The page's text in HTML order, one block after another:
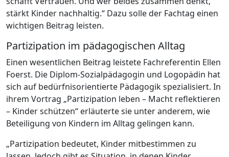
stärkt Kinder nachhaltig.“ Dazu solle der Fachtag einen
wichtigen Beitrag leisten.
Partizipation im pädagogischen Alltag
Einen wesentlichen Beitrag leistete Fachreferentin Ellen
Foerst. Die Diplom-Sozialpädagogin und Logopädin hat
sich auf bedürfnisorientierte Pädagogik spezialisiert. In
ihrem Vortrag „Partizipation leben – Macht reflektieren
– Kinder schützen“ erläuterte sie unter anderem, wie
Beteiligung von Kindern im Alltag gelingen kann.
„Partizipation bedeutet, Kinder mitbestimmen zu